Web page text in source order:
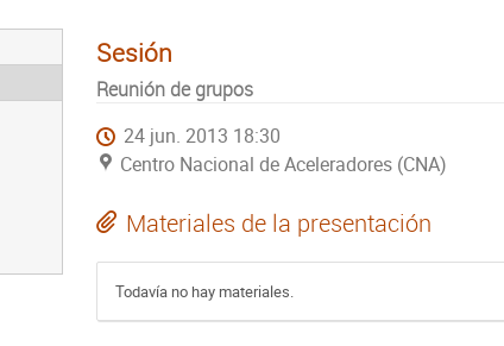
Sesión
Reunión de grupos
24 jun. 2013 18:30
Centro Nacional de Aceleradores (CNA)
Materiales de la presentación
Todavía no hay materiales.